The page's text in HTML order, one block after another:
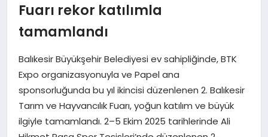
EĞITIM
SAĞLIK
DÜNYA
TEKNOLOJI
Fuarı rekor katılımla
tamamlandı
Balıkesir Büyükşehir Belediyesi ev sahipliğinde, BTK
Expo organizasyonuyla ve Papel ana
sponsorluğunda bu yıl ikincisi düzenlenen 2. Balıkesir
Tarım ve Hayvancılık Fuarı, yoğun katılım ve büyük
ilgiyle tamamlandı. 2–5 Ekim 2025 tarihlerinde Ali